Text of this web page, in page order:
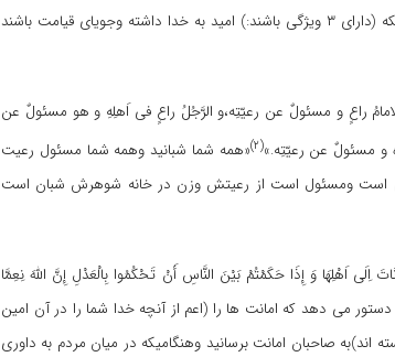
والگوی زیبایی در (شیوه ی پندار،گفتار وکردار)پیغمبر خدا برای شماست.برای کسانیکه (دارای ۳ ویژگی باشند:) امید به خدا داشته وجویای قیامت باشند
راعٍ و مسئولٌ عن رعیّتِه،و الرَّجُلُ راعٍ فی اَهلِهِ و هو مسئولٌ عن
و مسئولٌ عن رعیّتِه.»(۲) «همه شما شبانید وهمه شما مسئول رعیت
است ومسئول است از رعیتش وزن در خانه شوهرش شبان است
اِلَی اَهْلِهَا وَ إِذَا حَکَمْتُمْ بَیْنَ النَّاسِ أَنْ تَحْکُمُوا بِالْعَدْلِ إِنَّ اللهَ نِعِمَّا
به شما (مؤمنان) دستور می دهد که امانت ها را (اعم از آنچه خدا شما را در آن امین
صاحبان امانت برسانید وهنگامیکه در میان مردم به داوری